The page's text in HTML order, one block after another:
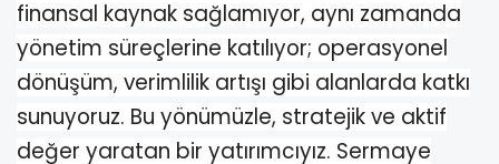
finansal kaynak sağlamıyor, aynı zamanda
yönetim süreçlerine katılıyor; operasyonel
dönüşüm, verimlilik artışı gibi alanlarda katkı
sunuyoruz. Bu yönümüzle, stratejik ve aktif
değer yaratan bir yatırımcıyız. Sermaye